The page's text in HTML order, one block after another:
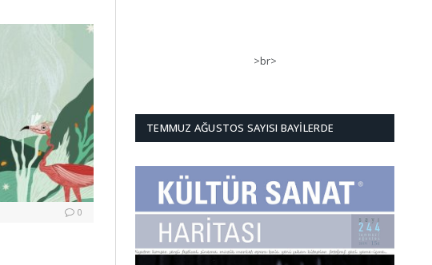
0
>br>
TEMMUZ AĞUSTOS SAYISI BAYILERDE